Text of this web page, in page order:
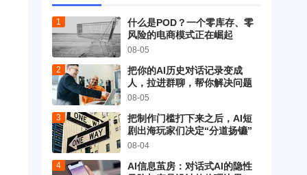
什么是POD？一个零库存、零
风险的电商模式正在崛起
08-05
把你的AI历史对话记录变成
人，拉进群聊，帮你解决问题
08-05
把制作门槛打下来之后，AI短
剧出海玩家们决定“分道扬镳”
08-04
AI信息茧房：对话式AI的隐性